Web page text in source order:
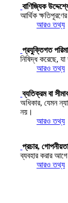
বাণিজ্যিক
আর্থিক
আরও তথ্য
প্রযুক্তিগত
নিষিদ্ধ করেছে,
আরও তথ্য
ব্যতিক্রম বা
অধিকার, যেমন
নয়।
আরও তথ্য
প্রচার,
ব্যবহার করার
আরও তথ্য